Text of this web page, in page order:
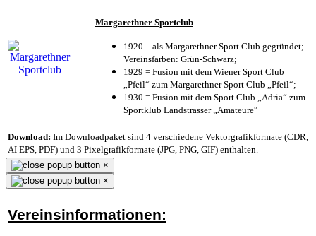
Margarethner Sportclub
1920 = als Margarethner Sport Club gegründet;
Vereinsfarben: Grün-Schwarz;
1929 = Fusion mit dem Wiener Sport Club
„Pfeil“ zum Margarethner Sport Club „Pfeil“;
1930 = Fusion mit dem Sport Club „Adria“ zum
Sportklub Landstrasser „Amateure“
Download: Im Downloadpaket sind 4 verschiedene Vektorgrafikformate (CDR,
AI EPS, PDF) und 3 Pixelgrafikformate (JPG, PNG, GIF) enthalten.
×
×
Vereinsinformationen: